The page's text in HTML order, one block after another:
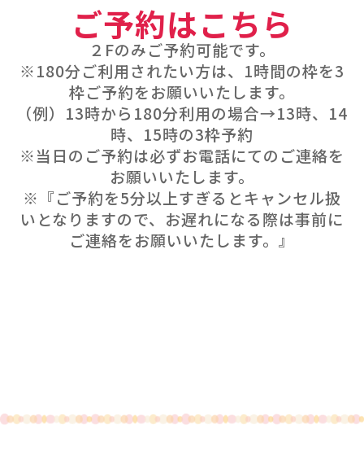
ご予約はこちら
２Fのみご予約可能です。
※180分ご利用されたい方は、1時間の枠を3
枠ご予約をお願いいたします。
（例）13時から180分利用の場合→13時、14
時、15時の3枠予約
※当日のご予約は必ずお電話にてのご連絡を
お願いいたします。
※『ご予約を5分以上すぎるとキャンセル扱
いとなりますので、お遅れになる際は事前に
ご連絡をお願いいたします。』